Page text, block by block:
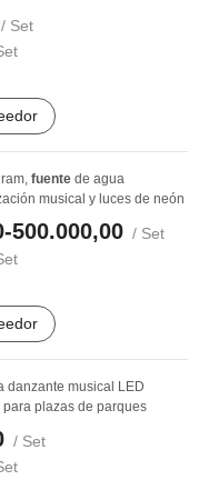
/ Set
fuente de agua
musical y luces de neón
500.000,00 / Set
danzante musical LED
plazas de parques
/ Set